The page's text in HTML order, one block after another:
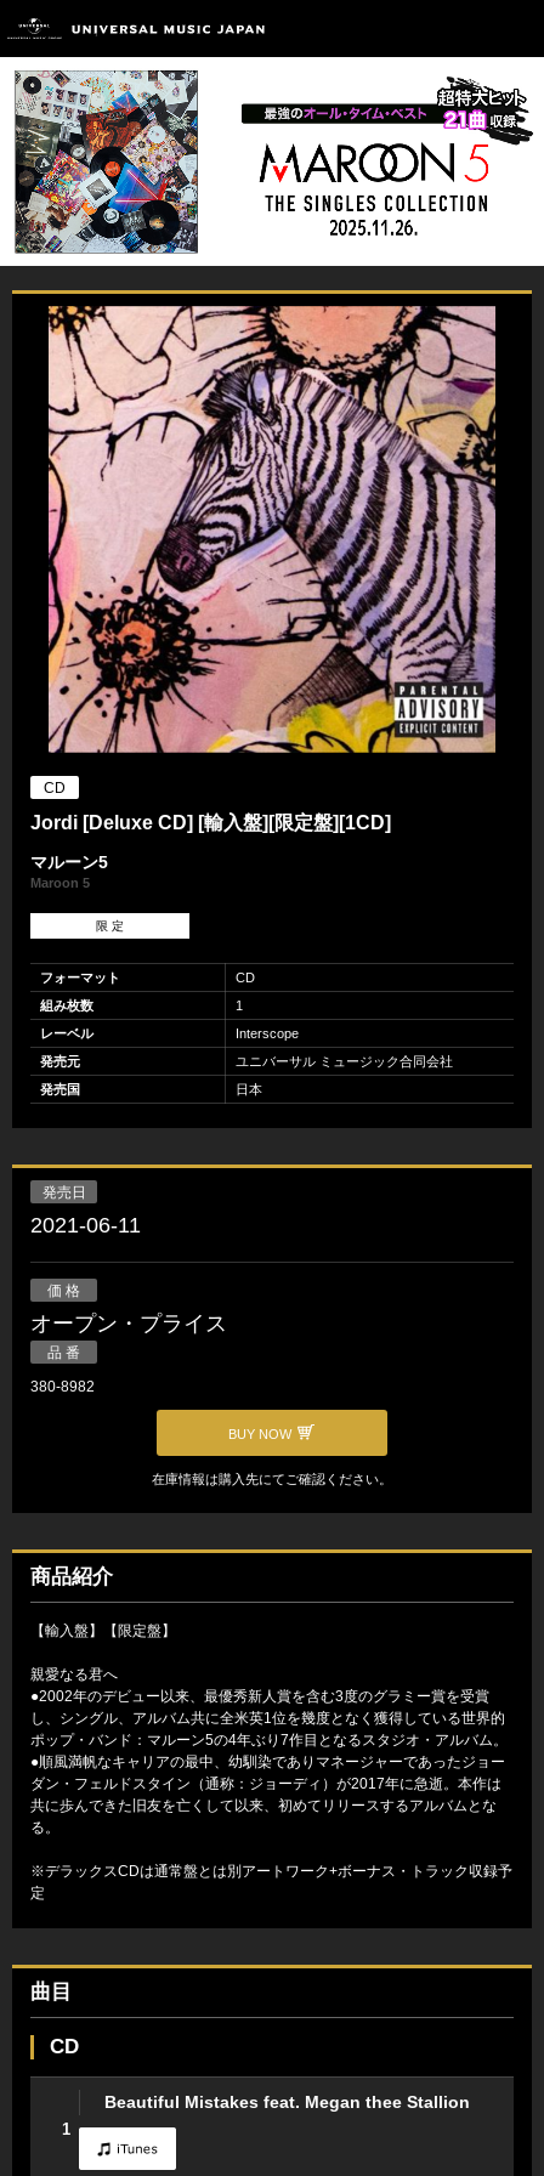
CD
Jordi [Deluxe CD] [輸入盤][限定盤][1CD]
マルーン5
Maroon 5
限 定
フォーマット
CD
組み枚数
1
レーベル
Interscope
発売元
ユニバーサル ミュージック合同会社
発売国
日本
発売日
2021-06-11
価 格
オープン・プライス
品 番
380-8982
BUY NOW
在庫情報は購入先にてご確認ください。
商品紹介
【輸入盤】【限定盤】
親愛なる君へ
●2002年のデビュー以来、最優秀新人賞を含む3度のグラミー賞を受賞
し、シングル、アルバム共に全米英1位を幾度となく獲得している世界的
ポップ・バンド：マルーン5の4年ぶり7作目となるスタジオ・アルバム。
●順風満帆なキャリアの最中、幼馴染でありマネージャーであったジョー
ダン・フェルドスタイン（通称：ジョーディ）が2017年に急逝。本作は
共に歩んできた旧友を亡くして以来、初めてリリースするアルバムとな
る。
※デラックスCDは通常盤とは別アートワーク+ボーナス・トラック収録予
定
曲目
CD
1
Beautiful Mistakes feat. Megan thee Stallion